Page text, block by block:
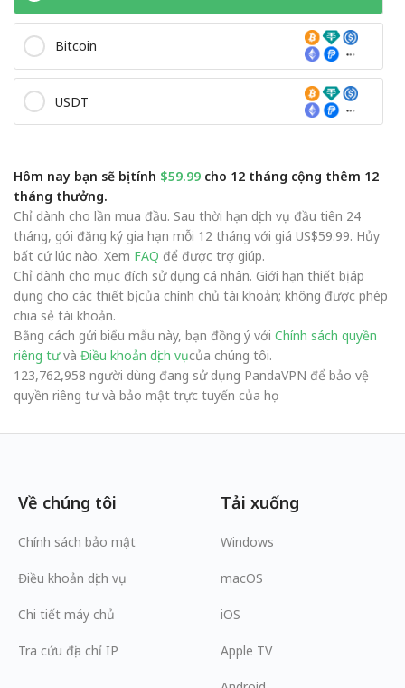
Bitcoin
USDT
Hôm nay bạn sẽ bị tính $59.99 cho 12 tháng cộng thêm 12
tháng thưởng.
Chỉ dành cho lần mua đầu. Sau thời hạn dịch vụ đầu tiên 24
tháng, gói đăng ký gia hạn mỗi 12 tháng với giá US$59.99. Hủy
bất cứ lúc nào. Xem FAQ để được trợ giúp.
Chỉ dành cho mục đích sử dụng cá nhân. Giới hạn thiết bị áp
dụng cho các thiết bị của chính chủ tài khoản; không được phép
chia sẻ tài khoản.
Bằng cách gửi biểu mẫu này, bạn đồng ý với Chính sách quyền
riêng tưvà Điều khoản dịch vụcủa chúng tôi.
123,762,958 người dùng đang sử dụng PandaVPN để bảo vệ
quyền riêng tư và bảo mật trực tuyến của họ
Về chúng tôi
Chính sách bảo mật
Điều khoản dịch vụ
Chi tiết máy chủ
Tra cứu địa chỉ IP
Tải xuống
Windows
macOS
iOS
Apple TV